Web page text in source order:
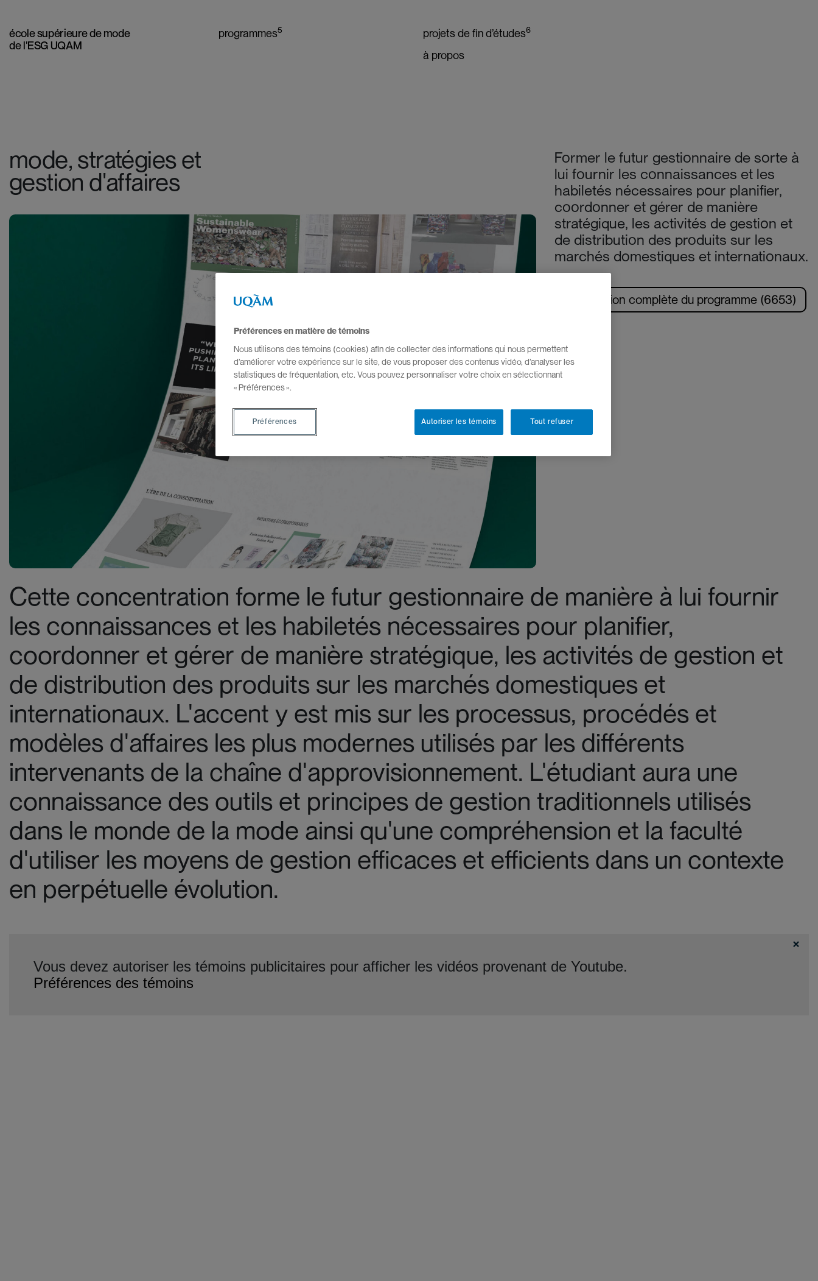
école supérieure de mode
de l'ESG UQAM
programmes5 projets de fin d’études6
à propos
mode, stratégies et
gestion d'affaires
Former le futur gestionnaire de sorte à
lui fournir les connaissances et les
habiletés nécessaires pour planifier,
coordonner et gérer de manière
stratégique, les activités de gestion et
de distribution des produits sur les
marchés domestiques et internationaux.
Description complète du programme (6653)
Cette concentration forme le futur gestionnaire de manière à lui fournir
les connaissances et les habiletés nécessaires pour planifier,
coordonner et gérer de manière stratégique, les activités de gestion et
de distribution des produits sur les marchés domestiques et
internationaux. L'accent y est mis sur les processus, procédés et
modèles d'affaires les plus modernes utilisés par les différents
intervenants de la chaîne d'approvisionnement. L'étudiant aura une
connaissance des outils et principes de gestion traditionnels utilisés
dans le monde de la mode ainsi qu'une compréhension et la faculté
d'utiliser les moyens de gestion efficaces et efficients dans un contexte
en perpétuelle évolution.
Vous devez autoriser les témoins publicitaires pour afficher les vidéos provenant de Youtube.
Préférences des témoins
Préférences en matière de témoins
Nous utilisons des témoins (cookies) afin de collecter des informations qui nous permettent
d’améliorer votre expérience sur le site, de vous proposer des contenus vidéo, d’analyser les
statistiques de fréquentation, etc. Vous pouvez personnaliser votre choix en sélectionnant
« Préférences ».
Tout refuser
Autoriser les témoins
Préférences